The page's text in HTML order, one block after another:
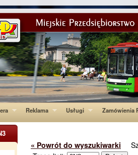
Reklama Usługi Zamówienia
« Powrót do wyszukiwarki